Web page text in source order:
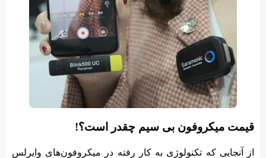
قیمت میکروفون بی سیم چقدر است؟!
از آنجایی که تکنولوژی به کار رفته در میکروفون‌های وایرلس